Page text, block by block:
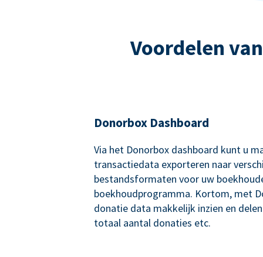
Voordelen
Donorbox Dashboard
Via het Donorbox dashboard kunt u
transactiedata exporteren naar
bestandsformaten voor uw
boekhoudprogramma. Kortom, met
donatie data makkelijk inzien en
totaal aantal donaties etc.